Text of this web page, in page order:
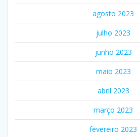
agosto 2023
julho 2023
junho 2023
maio 2023
abril 2023
março 2023
fevereiro 2023